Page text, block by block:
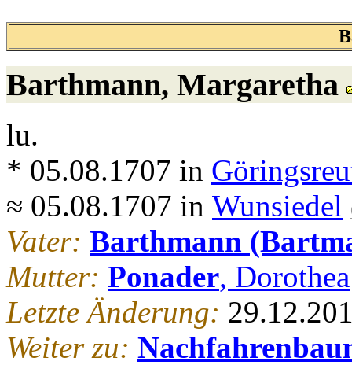
Barthmann, Margaretha
lu.
* 05.08.1707 in
≈ 05.08.1707 in Wunsiedel
Vater: Barthmann
Mutter: Ponader, Dorothea
Letzte Änderung:
Weiter zu: